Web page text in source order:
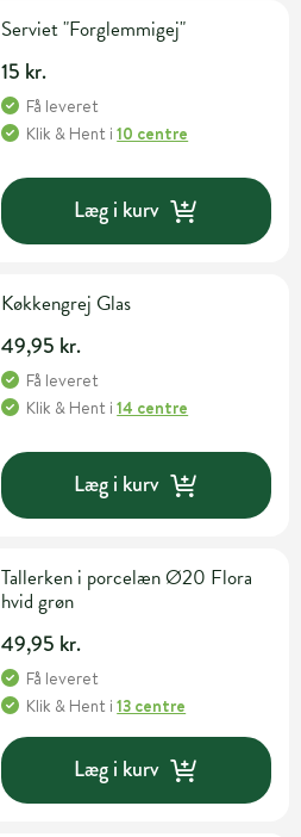
Serviet "Forglemmigej"
15 kr.
Få leveret
Klik & Hent i10 centre
Læg i kurv
Køkkengrej Glas
49,95 kr.
Få leveret
Klik & Hent i14 centre
Læg i kurv
Tallerken i porcelæn Ø20 Flora
hvid grøn
49,95 kr.
Få leveret
Klik & Hent i13 centre
Læg i kurv